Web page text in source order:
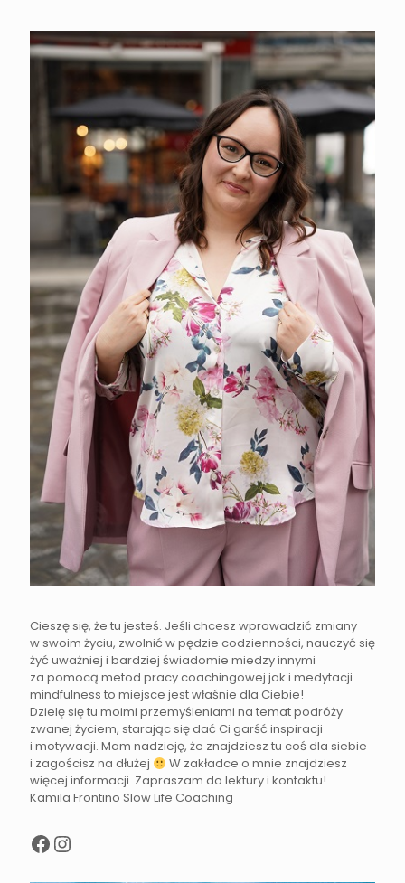
Cieszę się, że tu jesteś. Jeśli chcesz wprowadzić zmiany
w swoim życiu, zwolnić w pędzie codzienności, nauczyć się
żyć uważniej i bardziej świadomie miedzy innymi
za pomocą metod pracy coachingowej jak i medytacji
mindfulness to miejsce jest właśnie dla Ciebie!
Dzielę się tu moimi przemyśleniami na temat podróży
zwanej życiem, starając się dać Ci garść inspiracji
i motywacji. Mam nadzieję, że znajdziesz tu coś dla siebie
i zagościsz na dłużej
W zakładce o mnie znajdziesz
więcej informacji. Zapraszam do lektury i kontaktu!
Kamila Frontino Slow Life Coaching